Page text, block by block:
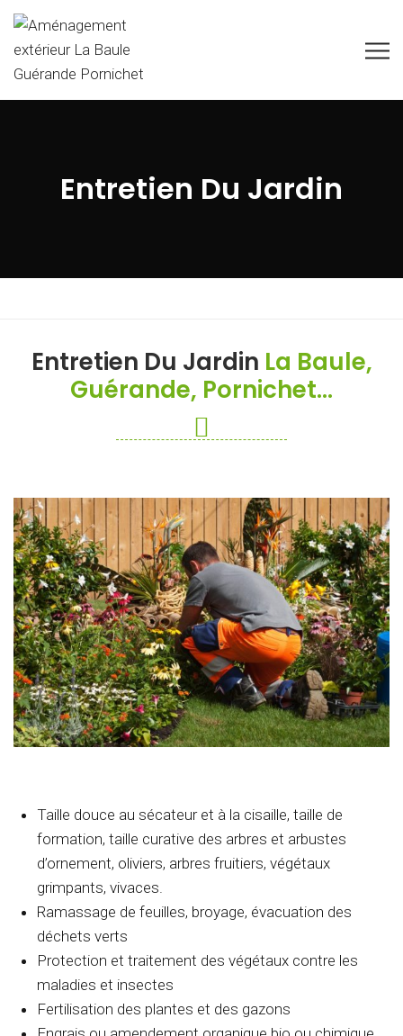
Entretien Du Jardin
Entretien Du Jardin La Baule,
Guérande, Pornichet...
Taille douce au sécateur et à la cisaille, taille de
formation, taille curative des arbres et arbustes
d’ornement, oliviers, arbres fruitiers, végétaux
grimpants, vivaces.
Ramassage de feuilles, broyage, évacuation des
déchets verts
Protection et traitement des végétaux contre les
maladies et insectes
Fertilisation des plantes et des gazons